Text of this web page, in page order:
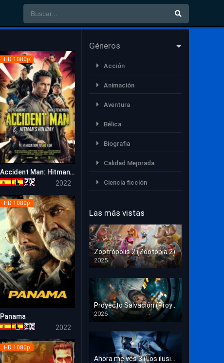
HD 1080p
Accident Man: Hitman’s Holiday
2022
HD 1080p
Panama
2022
HD 1080p
Géneros
Acción
Animación
Aventura
Bélica
Biografia
Calidad Mejorada
Ciencia ficción
Deporte
Documental
Drama
Estrénos en Cine
Familia
Familiar
Fantasía
Las más vistas
Zootrópolis 2 (Zootopia 2)
2025
HD 1080p
2026
HD 1080p